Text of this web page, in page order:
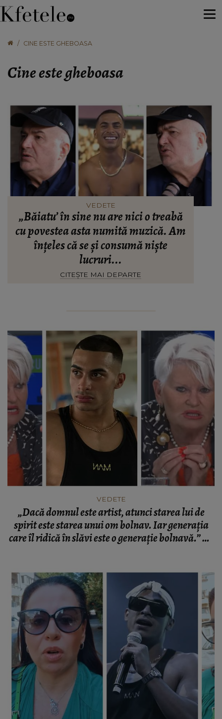
CINE ESTE GHEBOASA
Cine este gheboasa
VEDETE
„Băiatu’ în sine nu are nici o treabă
cu povestea asta numită muzică. Am
înțeles că se și consumă niște
lucruri...
CITEȘTE MAI DEPARTE
VEDETE
„Dacă domnul este artist, atunci starea lui de
spirit este starea unui om bolnav. Iar generaţia
care îl ridică în slăvi este o generaţie bolnavă.” Ce